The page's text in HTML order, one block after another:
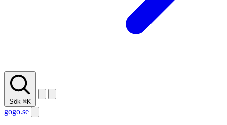
Sök ⌘K
gogo.se